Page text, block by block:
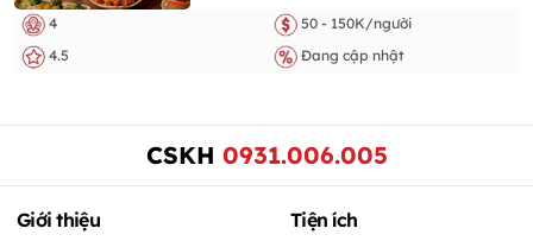
4
50 - 150K/người
4.5
Đang cập nhật
CSKH 0931.006.005
Giới thiệu Tiện ích